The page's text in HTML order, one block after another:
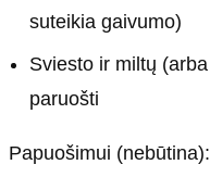
suteikia gaivumo)
Sviesto ir miltų
paruošti
Papuošimui (nebūtina):